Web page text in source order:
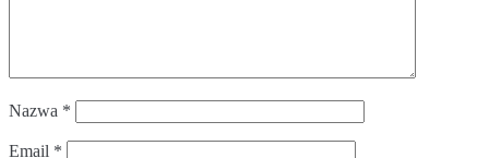
Nazwa *
Email *